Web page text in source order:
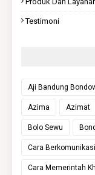
Testimoni
Aji Bandung
Azima Azimat
Bolo Sewu
Cara
Cara Memerintah